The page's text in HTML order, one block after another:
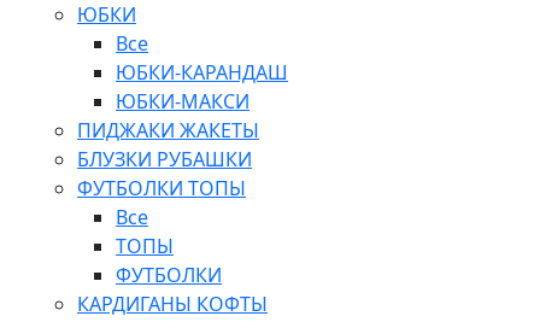
ЮБКИ
Все
ЮБКИ-КАРАНДАШ
ЮБКИ-МАКСИ
ПИДЖАКИ ЖАКЕТЫ
БЛУЗКИ РУБАШКИ
ФУТБОЛКИ ТОПЫ
Все
ТОПЫ
ФУТБОЛКИ
КАРДИГАНЫ КОФТЫ